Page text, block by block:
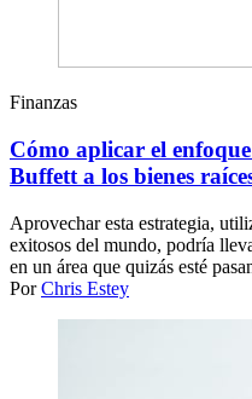
Finanzas
Cómo aplicar el
Buffett a los bienes
Aprovechar esta estrategia,
exitosos del mundo, podría
en un área que quizás esté
PorChris Estey